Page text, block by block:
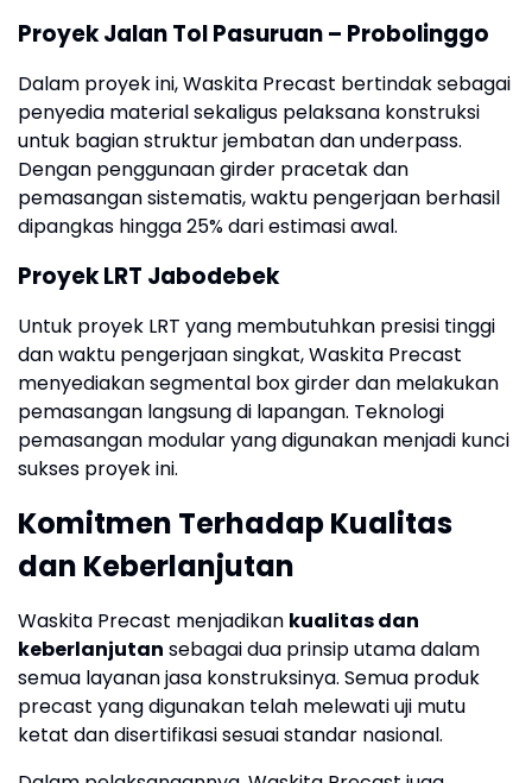
Proyek Jalan Tol Pasuruan – Probolinggo
Dalam proyek ini, Waskita Precast bertindak sebagai
penyedia material sekaligus pelaksana konstruksi
untuk bagian struktur jembatan dan underpass.
Dengan penggunaan girder pracetak dan
pemasangan sistematis, waktu pengerjaan berhasil
dipangkas hingga 25% dari estimasi awal.
Proyek LRT Jabodebek
Untuk proyek LRT yang membutuhkan presisi tinggi
dan waktu pengerjaan singkat, Waskita Precast
menyediakan segmental box girder dan melakukan
pemasangan langsung di lapangan. Teknologi
pemasangan modular yang digunakan menjadi kunci
sukses proyek ini.
Komitmen Terhadap Kualitas
dan Keberlanjutan
Waskita Precast menjadikan kualitas dan
keberlanjutan sebagai dua prinsip utama dalam
semua layanan jasa konstruksinya. Semua produk
precast yang digunakan telah melewati uji mutu
ketat dan disertifikasi sesuai standar nasional.